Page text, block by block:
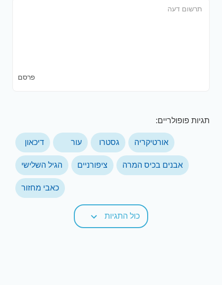
פרסם
תגיות פופולריים:
אורטיקריה גסטרו עור דיכאון
אבנים בכיס המרה ציפורניים הגיל השלישי
כאבי מחזור
כול התגיות